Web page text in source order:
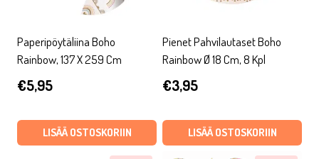
Paperipöytäliina Boho
Rainbow, 137 X 259 Cm
€5,95
LISÄÄ OSTOSKORIIN
Pienet Pahvilautaset Boho
Rainbow Ø 18 Cm, 8 Kpl
€3,95
LISÄÄ OSTOSKORIIN